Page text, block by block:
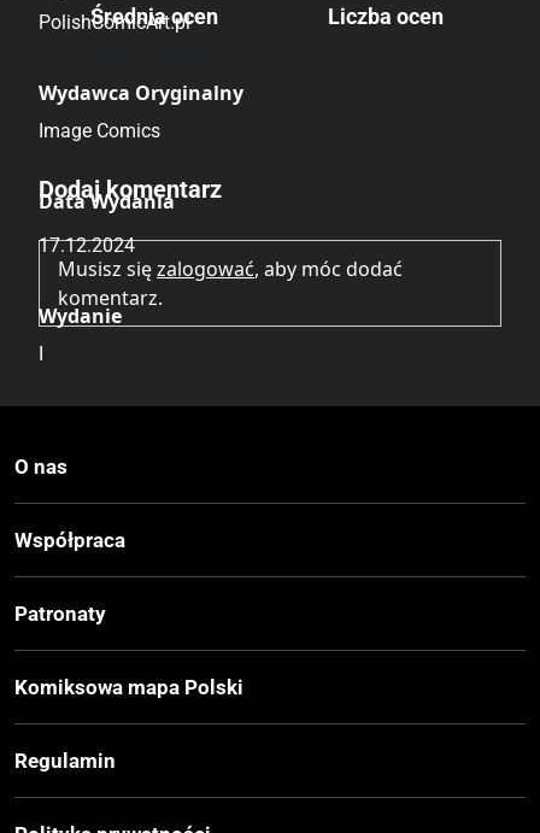
PolishComicArt.pl
Wydawca Oryginalny
Image Comics
Data Wydania
17.12.2024
Wydanie
Kolor
Oprawa
Miękka
235x325 mm
Cena Okładkowa
Średnia ocen Liczba ocen
Brak opinii.
Dodaj komentarz
Musisz sięzalogować, aby móc dodać
komentarz.
O nas
Współpraca
Patronaty
Komiksowa mapa Polski
Regulamin